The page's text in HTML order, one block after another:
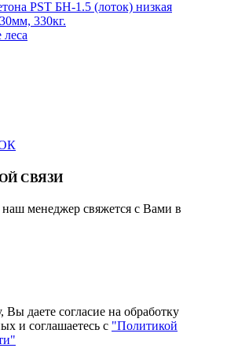
СВЯЗИ
менеджер свяжется с Вами в
даете согласие на обработку
и соглашаетесь с "Политикой